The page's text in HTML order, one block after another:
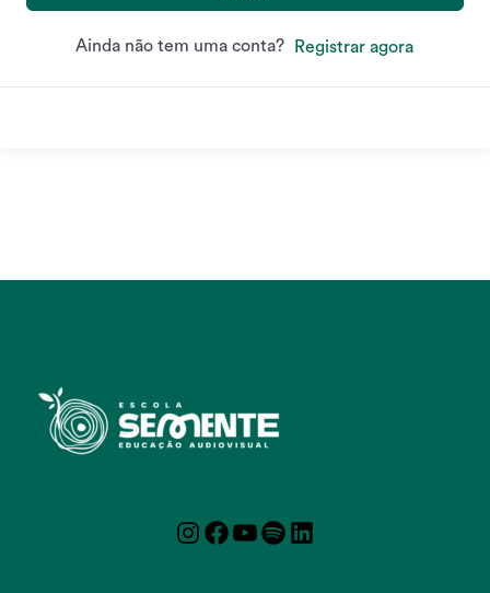
Ainda não tem uma conta? Registrar agora
Instagram
Facebook
YouTube
Spotify